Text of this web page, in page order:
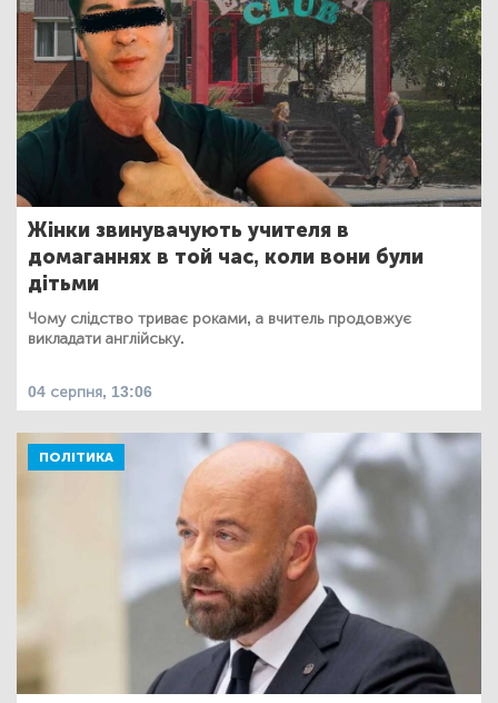
Жінки звинувачують учителя в
домаганнях в той час, коли вони були
дітьми
Чому слідство триває роками, а вчитель продовжує
викладати англійську.
04 серпня, 13:06
ПОЛІТИКА